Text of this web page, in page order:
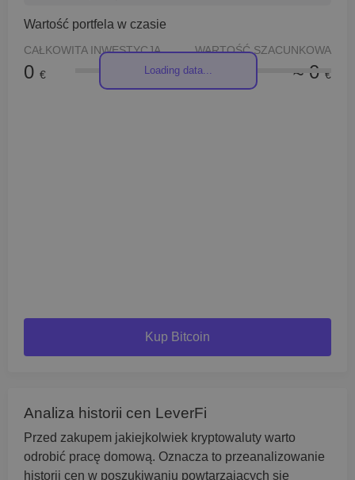
Wartość portfela w czasie
CAŁKOWITA INWESTYCJA
0 €
WARTOŚĆ SZACUNKOWA
≈ 0 €
Loading data...
Kup Bitcoin
Analiza historii cen LeverFi
Przed zakupem jakiejkolwiek kryptowaluty warto
odrobić pracę domową. Oznacza to przeanalizowanie
historii cen w poszukiwaniu powtarzających się